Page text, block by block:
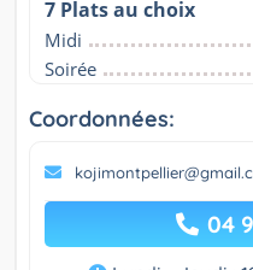
7 Plats au choix
Midi
Soirée
Coordonnées:
04